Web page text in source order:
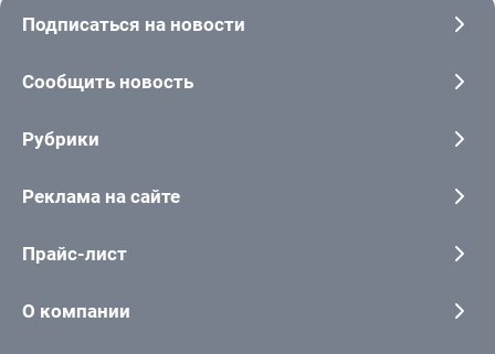
Подписаться на новости
Сообщить новость
Рубрики
Реклама на сайте
Прайс-лист
О компании